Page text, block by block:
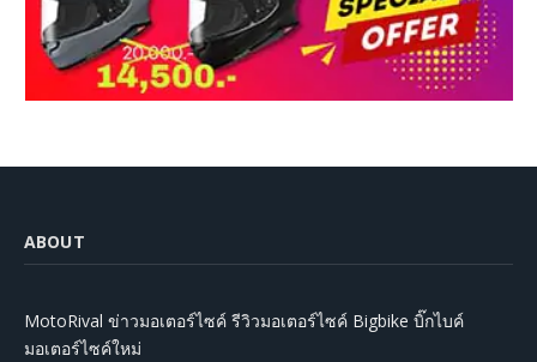
ABOUT
MotoRival ข่าวมอเตอร์ไซค์ รีวิวมอเตอร์ไซค์ Bigbike บิ๊กไบค์
มอเตอร์ไซค์ใหม่